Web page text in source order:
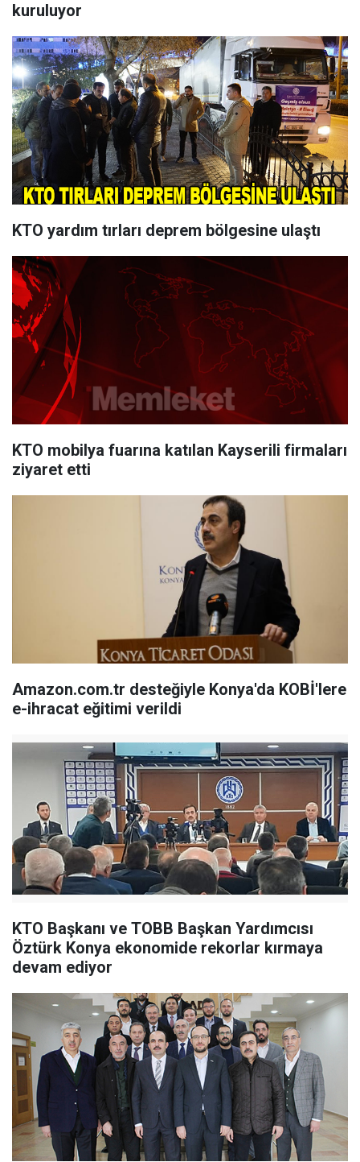
kuruluyor
KTO yardım tırları deprem bölgesine ulaştı
KTO mobilya fuarına katılan Kayserili firmaları
ziyaret etti
Amazon.com.tr desteğiyle Konya'da KOBİ'lere
e-ihracat eğitimi verildi
KTO Başkanı ve TOBB Başkan Yardımcısı
Öztürk Konya ekonomide rekorlar kırmaya
devam ediyor